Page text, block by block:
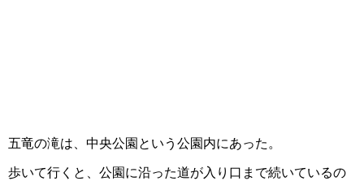
五竜の滝は、中央公園という公園内にあった。
歩いて行くと、公園に沿った道が入り口まで続いているの